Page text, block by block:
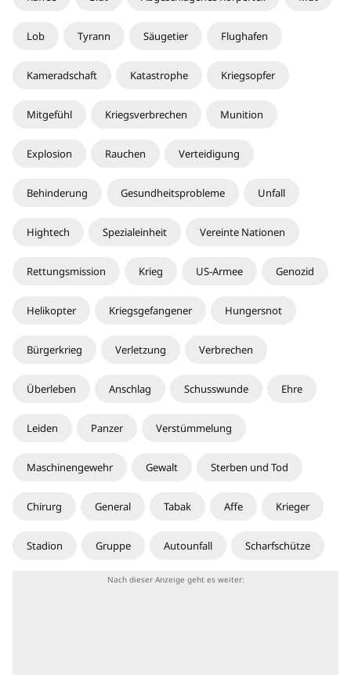
Lob Tyrann Säugetier Flughafen
Kameradschaft Katastrophe Kriegsopfer
Mitgefühl Kriegsverbrechen Munition
Explosion Rauchen Verteidigung
Behinderung Gesundheitsprobleme Unfall
Hightech Spezialeinheit Vereinte Nationen
Rettungsmission Krieg US-Armee Genozid
Helikopter Kriegsgefangener Hungersnot
Bürgerkrieg Verletzung Verbrechen
Überleben Anschlag Schusswunde Ehre
Leiden Panzer Verstümmelung
Maschinengewehr Gewalt Sterben und Tod
Chirurg General Tabak Affe Krieger
Stadion Gruppe Autounfall Scharfschütze